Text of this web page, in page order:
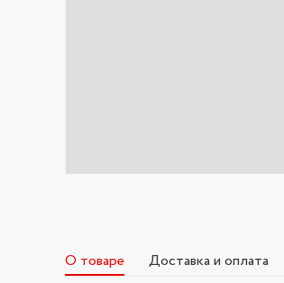
О товаре Доставка и оплата